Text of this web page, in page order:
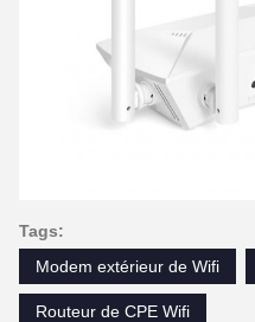
Tags:
Modem extérieur de Wifi
Routeur de CPE Wifi